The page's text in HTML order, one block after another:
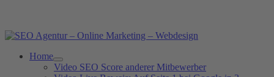
Home
Video SEO Score anderer Mitbewerber